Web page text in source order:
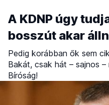
A KDNP úgy
bosszút akar
Pedig korábban ők sem
Bakát, csak hát – sajnos
Bíróság!